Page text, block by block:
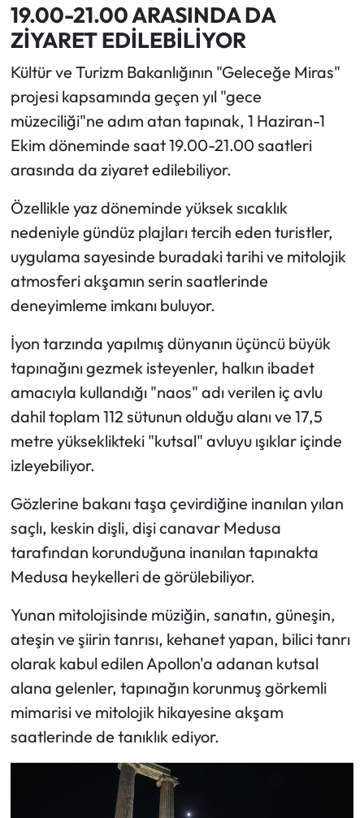
19.00-21.00 ARASINDA DA
ZİYARET EDİLEBİLİYOR
Kültür ve Turizm Bakanlığının "Geleceğe Miras"
projesi kapsamında geçen yıl "gece
müzeciliği"ne adım atan tapınak, 1 Haziran-1
Ekim döneminde saat 19.00-21.00 saatleri
arasında da ziyaret edilebiliyor.
Özellikle yaz döneminde yüksek sıcaklık
nedeniyle gündüz plajları tercih eden turistler,
uygulama sayesinde buradaki tarihi ve mitolojik
atmosferi akşamın serin saatlerinde
deneyimleme imkanı buluyor.
İyon tarzında yapılmış dünyanın üçüncü büyük
tapınağını gezmek isteyenler, halkın ibadet
amacıyla kullandığı "naos" adı verilen iç avlu
dahil toplam 112 sütunun olduğu alanı ve 17,5
metre yükseklikteki "kutsal" avluyu ışıklar içinde
izleyebiliyor.
Gözlerine bakanı taşa çevirdiğine inanılan yılan
saçlı, keskin dişli, dişi canavar Medusa
tarafından korunduğuna inanılan tapınakta
Medusa heykelleri de görülebiliyor.
Yunan mitolojisinde müziğin, sanatın, güneşin,
ateşin ve şiirin tanrısı, kehanet yapan, bilici tanrı
olarak kabul edilen Apollon'a adanan kutsal
alana gelenler, tapınağın korunmuş görkemli
mimarisi ve mitolojik hikayesine akşam
saatlerinde de tanıklık ediyor.